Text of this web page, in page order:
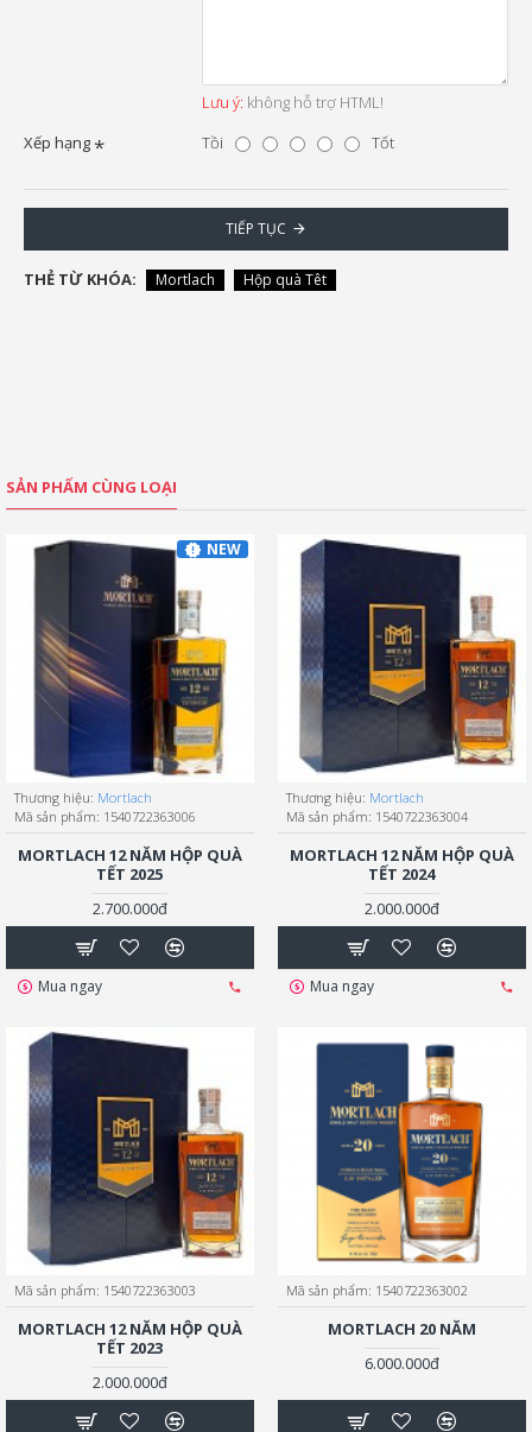
Lưu ý: không hỗ trợ HTML!
Xếp hạng
Tồi Tốt
TIẾP TỤC
THẺ TỪ KHÓA: Mortlach Hộp quà Têt
SẢN PHẨM CÙNG LOẠI
NEW
Thương hiệu: Mortlach
Mã sản phẩm: 1540722363006
MORTLACH 12 NĂM HỘP QUÀ
TẾT 2025
2.700.000đ
Mua ngay
Thương hiệu: Mortlach
Mã sản phẩm: 1540722363004
MORTLACH 12 NĂM HỘP QUÀ
TẾT 2024
2.000.000đ
Mua ngay
Mã sản phẩm: 1540722363003
MORTLACH 12 NĂM HỘP QUÀ
TẾT 2023
2.000.000đ
Mã sản phẩm: 1540722363002
MORTLACH 20 NĂM
6.000.000đ